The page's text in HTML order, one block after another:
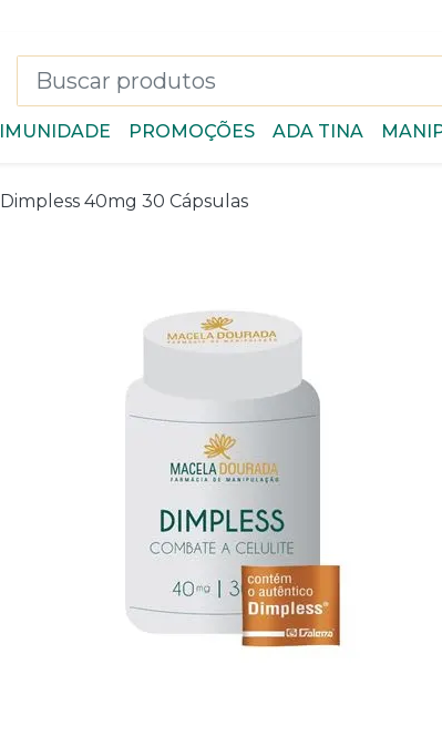
IMUNIDADE PROMOÇÕES ADA TINA
Dimpless 40mg 30 Cápsulas